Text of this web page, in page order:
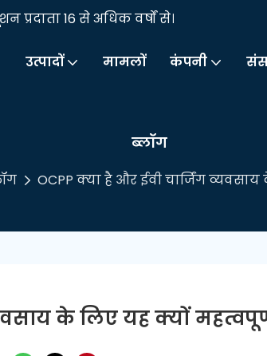
प्रदाता 16 से अधिक वर्षों से।
उत्पादों मामलों कंपनी
ब्लॉग
OCPP क्या है और ईवी चार्जिंग
के लिए यह क्यों